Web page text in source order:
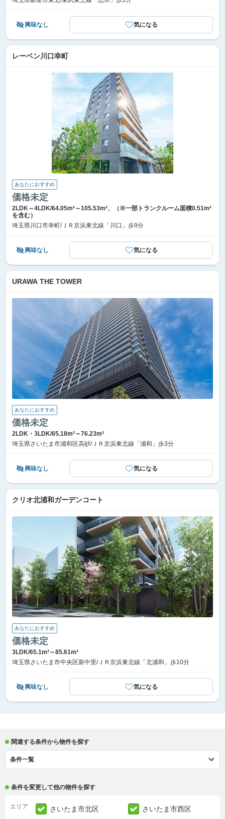
興味なし 気になる
レーベン川口幸町
あなたにおすすめ
価格未定
2LDK～4LDK/64.05m²～105.53m²、（※一部トランクルーム面積0.51m²
を含む）
埼玉県川口市幸町/ＪＲ京浜東北線「川口」歩9分
興味なし 気になる
URAWA THE TOWER
あなたにおすすめ
価格未定
2LDK・3LDK/65.18m²～76.23m²
埼玉県さいたま市浦和区高砂/ＪＲ京浜東北線「浦和」歩3分
興味なし 気になる
クリオ北浦和ガーデンコート
あなたにおすすめ
価格未定
3LDK/65.1m²～85.61m²
埼玉県さいたま市中央区新中里/ＪＲ京浜東北線「北浦和」歩10分
興味なし 気になる
関連する条件から物件を探す
条件一覧
条件を変更して他の物件を探す
エリア さいたま市北区 さいたま市西区